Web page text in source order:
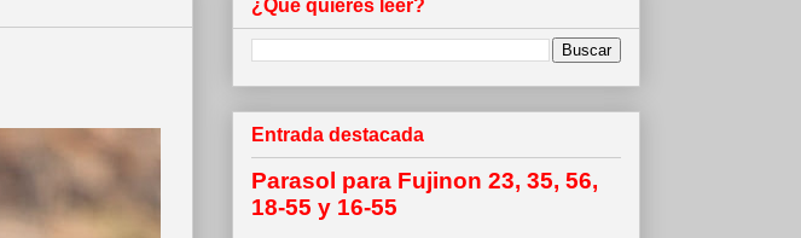
¿Qué quieres leer?
Entrada destacada
Parasol para Fujinon 23, 35, 56,
18-55 y 16-55